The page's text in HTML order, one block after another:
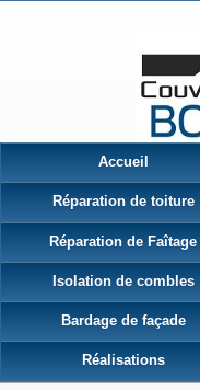
Accueil
Réparation de toiture
Réparation de Faîtage
Isolation de combles
Bardage de façade
Réalisations